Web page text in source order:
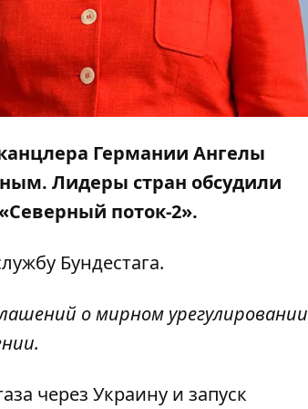
Германии Ангелы
Лидеры стран обсудили
поток-2».
Бундестага.
о мирном урегулировании
через Украину и запуск